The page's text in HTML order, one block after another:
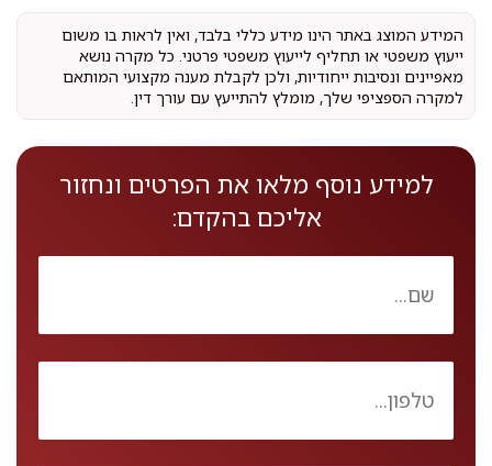
המידע המוצג באתר הינו מידע כללי בלבד, ואין לראות בו משום
ייעוץ משפטי או תחליף לייעוץ משפטי פרטני. כל מקרה נושא
מאפיינים ונסיבות ייחודיות, ולכן לקבלת מענה מקצועי המותאם
למקרה הספציפי שלך, מומלץ להתייעץ עם עורך דין.
למידע נוסף מלאו את הפרטים ונחזור
אליכם בהקדם: